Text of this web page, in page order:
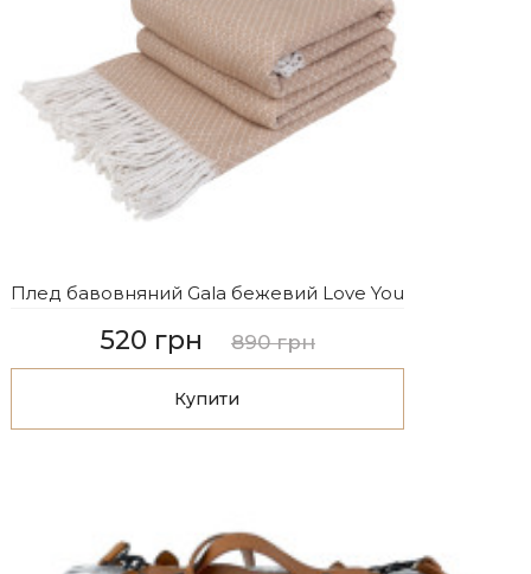
Плед бавовняний Gala бежевий Love You
520 грн 890 грн
Купити